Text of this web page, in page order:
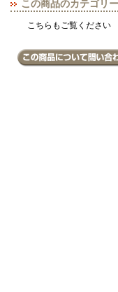
この商品のカテゴリー
こちらもご覧ください